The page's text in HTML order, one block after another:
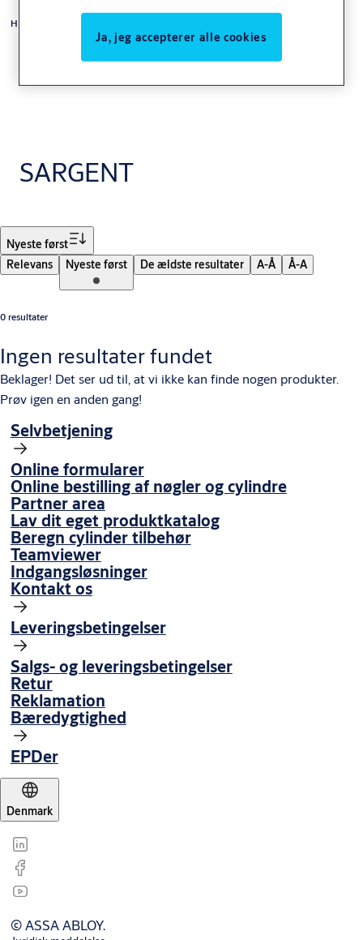
Home
SARGENT
Nyeste først
Relevans
Nyeste først De ældste resultater A-Å Å-A
0 resultater
Ingen resultater fundet
Beklager! Det ser ud til, at vi ikke kan finde nogen produkter.
Prøv igen en anden gang!
Selvbetjening
Online formularer
Online bestilling af nøgler og cylindre
Partner area
Lav dit eget produktkatalog
Beregn cylinder tilbehør
Teamviewer
Indgangsløsninger
Kontakt os
Leveringsbetingelser
Salgs- og leveringsbetingelser
Retur
Reklamation
Bæredygtighed
EPDer
Denmark
© ASSA ABLOY.
Ja, jeg accepterer alle cookies